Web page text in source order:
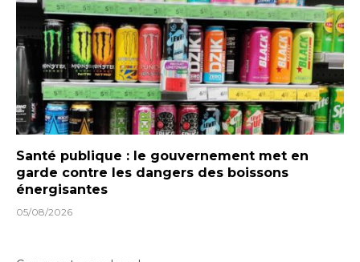
Santé publique : le gouvernement met en
garde contre les dangers des boissons
énergisantes
05/08/2026